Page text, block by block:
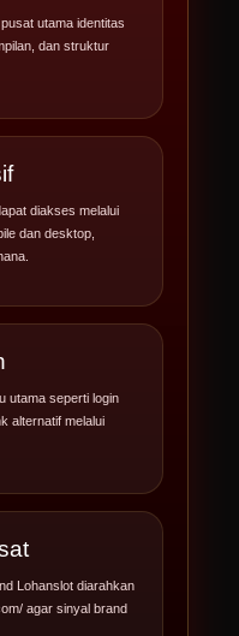
utama identitas
dan struktur
diakses melalui
dan desktop,
utama seperti login
alternatif melalui
Lohanslot diarahkan
agar sinyal brand